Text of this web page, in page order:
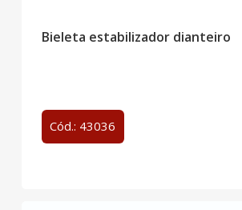
Bieleta estabilizador dianteiro
Cód.: 43036